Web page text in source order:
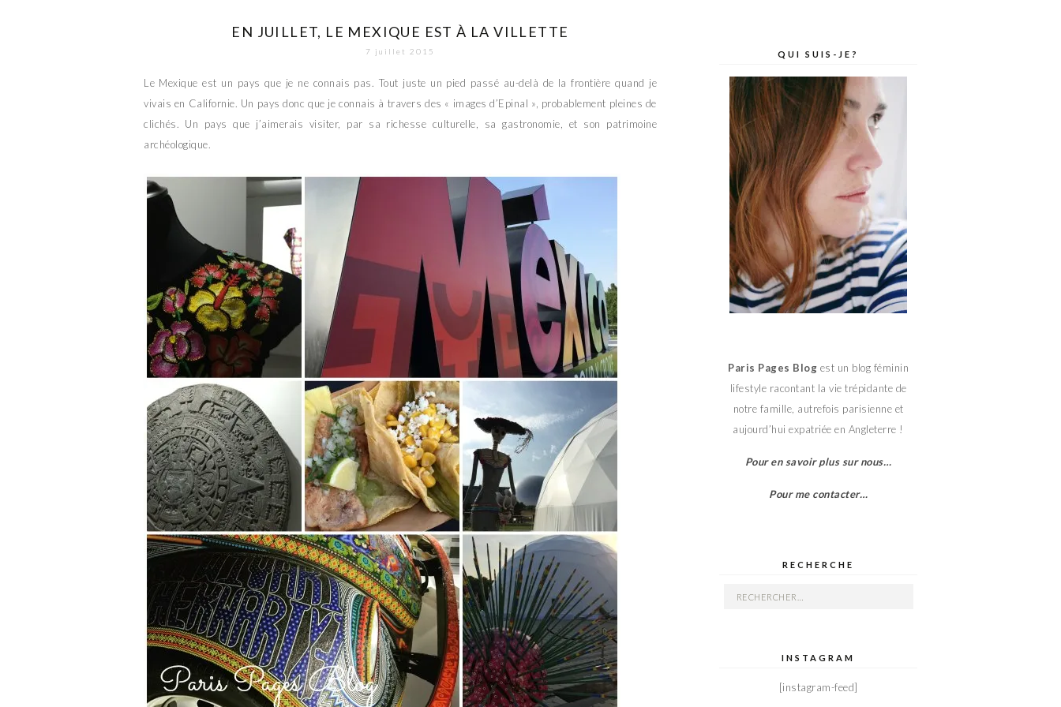
EN JUILLET, LE MEXIQUE EST À LA VILLETTE
7 juillet 2015
Le Mexique est un pays que je ne connais pas. Tout juste un pied passé au-delà de la frontière quand je
vivais en Californie. Un pays donc que je connais à travers des « images d’Epinal », probablement pleines de
clichés. Un pays que j’aimerais visiter, par sa richesse culturelle, sa gastronomie, et son patrimoine
archéologique.
QUI SUIS-JE?
Paris Pages Blog est un blog féminin
lifestyle racontant la vie trépidante de
notre famille, autrefois parisienne et
aujourd’hui expatriée en Angleterre !
Pour en savoir plus sur nous…
Pour me contacter…
RECHERCHE
Rechercher :
INSTAGRAM
[instagram-feed]